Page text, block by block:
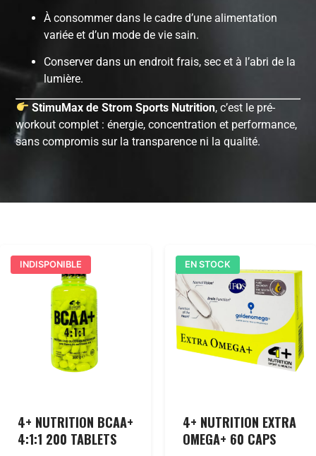
À consommer dans le cadre d’une alimentation
variée et d’un mode de vie sain.
Conserver dans un endroit frais, sec et à l’abri de la
lumière.
StimuMax de Strom Sports Nutrition, c’est le pré-
workout complet : énergie, concentration et performance,
sans compromis sur la transparence ni la qualité.
INDISPONIBLE
4+ NUTRITION BCAA+
4:1:1 200 TABLETS
EN STOCK
4+ NUTRITION EXTRA
OMEGA+ 60 CAPS